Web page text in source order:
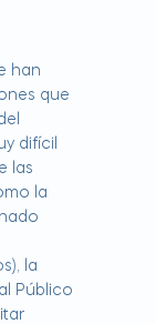
han
que
difícil
las
la
la
Público